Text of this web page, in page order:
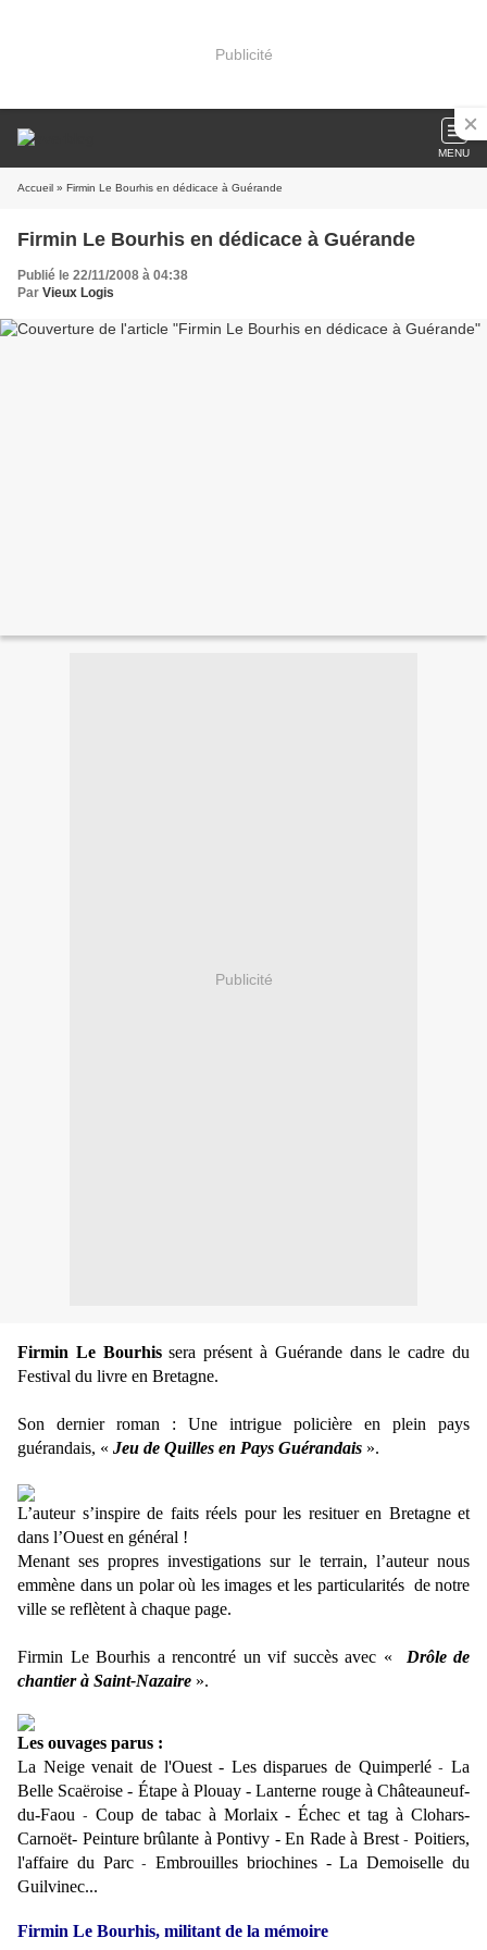
Publicité
MENU
Accueil » Firmin Le Bourhis en dédicace à Guérande
Firmin Le Bourhis en dédicace à Guérande
Publié le 22/11/2008 à 04:38
Par Vieux Logis
Publicité
Firmin Le Bourhissera présent à Guérande dans le cadre du
Festival du livre en Bretagne.
Son dernier roman : Une intrigue policière en plein pays
guérandais, « Jeu de Quilles en Pays Guérandais ».
L’auteur s’inspire de faits réels pour les resituer en Bretagne et
dans l’Ouest en général !
Menant ses propres investigations sur le terrain, l’auteur nous
emmène dans un polar où les images et les particularités de notre
ville se reflètent à chaque page.
Firmin Le Bourhis a rencontré un vif succès avec « Drôle de
chantier à Saint-Nazaire ».
Les ouvages parus :
La Neige venait de l'Ouest - Les disparues de Quimperlé-La
Belle Scaëroise - Étape à Plouay - Lanterne rouge à Châteauneuf-
du-Faou - Coup de tabac à Morlaix - Échec et tag à Clohars-
Carnoët- Peinture brûlante à Pontivy - En Rade à Brest-Poitiers,
l'affaire du Parc-Embrouilles briochines - La Demoiselle du
Guilvinec...
Firmin Le Bourhis, militant de la mémoire